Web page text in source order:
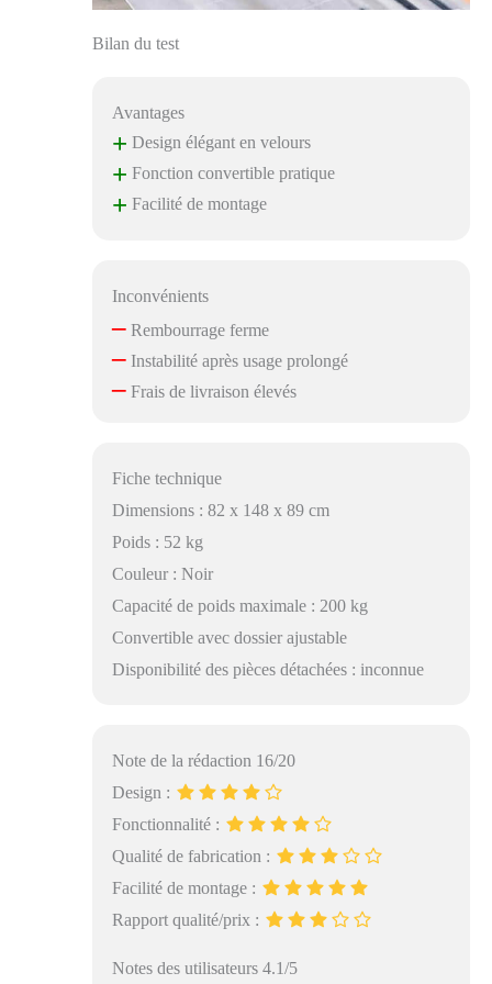
Bilan du test
Avantages
+ Design élégant en velours
+ Fonction convertible pratique
+ Facilité de montage
Inconvénients
–Rembourrage ferme
–Instabilité après usage prolongé
–Frais de livraison élevés
Fiche technique
Dimensions : 82 x 148 x 89 cm
Poids : 52 kg
Couleur : Noir
Capacité de poids maximale : 200 kg
Convertible avec dossier ajustable
Disponibilité des pièces détachées : inconnue
Note de la rédaction 16/20
Design :
Fonctionnalité :
Qualité de fabrication :
Facilité de montage :
Rapport qualité/prix :
Notes des utilisateurs 4.1/5